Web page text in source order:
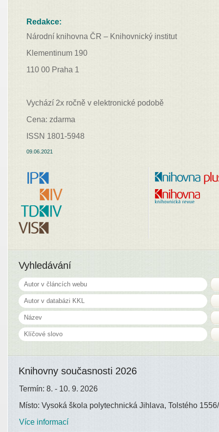
Redakce:
Národní knihovna ČR – Knihovnický institut
Klementinum 190
110 00 Praha 1
Vychází 2x ročně v elektronické podobě
Cena: zdarma
ISSN 1801-5948
09.06.2021
Vyhledávání
Knihovny současnosti 2026
Termín: 8. - 10. 9. 2026
Místo: Vysoká škola polytechnická Jihlava, Tolstého
Více informací